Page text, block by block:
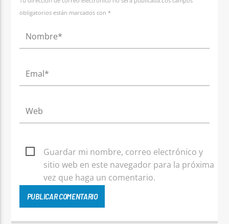
obligatorios están marcados con *
Guardar mi nombre, correo electrónico y
sitio web en este navegador para la próxima
vez que haga un comentario.